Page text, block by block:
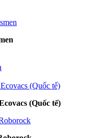
(Quốc tế)